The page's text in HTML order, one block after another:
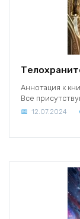
Аннотация к
Все
12.07.2024